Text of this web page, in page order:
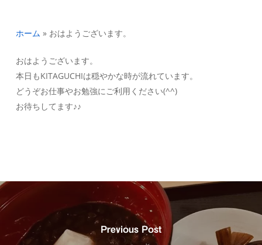
ホーム » おはようございます。
おはようございます。
本日もKITAGUCHIは穏やかな時が流れています。
どうぞお仕事やお勉強にご利用ください(^^)
お待ちしてます♪♪
Previous Post